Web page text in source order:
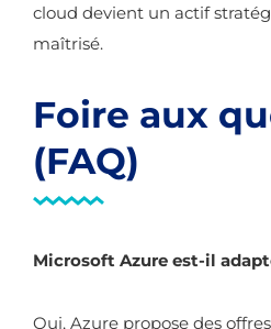
cloud devient un actif
maîtrisé.
Foire aux
(FAQ)
Microsoft Azure est-il
Oui, Azure propose des